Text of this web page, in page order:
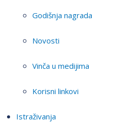
Godišnja nagrada
Novosti
Vinča u medijima
Korisni linkovi
Istraživanja